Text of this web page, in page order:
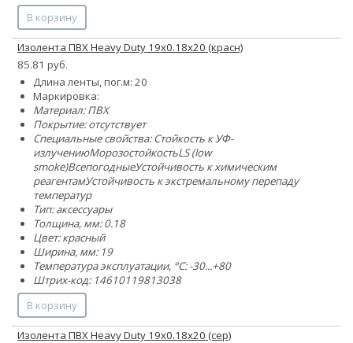
В корзину
Изолента ПВХ Heavy Duty 19х0.18х20 (красн)
85.81 руб.
Длина ленты, пог.м: 20
Маркировка:
Материал: ПВХ
Покрытие: отсутствует
Специальные свойства:Стойкость к УФ-
излучениюМорозостойкостьLS (low
smoke)ВсепогодныеУстойчивость к химическим
реагентамУстойчивость к экстремальному перепаду
температур
Тип: аксессуары
Толщина, мм: 0.18
Цвет: красный
Ширина, мм: 19
Температура эксплуатации, °C: -30...+80
Штрих-код: 14610119813038
В корзину
Изолента ПВХ Heavy Duty 19х0.18х20 (сер)